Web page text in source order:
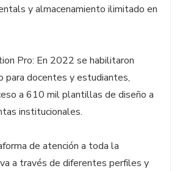
y almacenamiento ilimitado en
Pro: En 2022 se habilitaron
para docentes y estudiantes,
a 610 mil plantillas de diseño a
institucionales.
de atención a toda la
a través de diferentes perfiles y